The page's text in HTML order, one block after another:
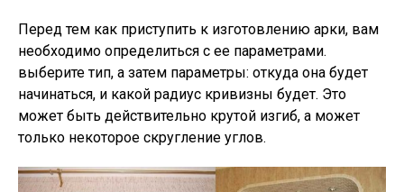
Перед тем как приступить к изготовлению арки, вам
необходимо определиться с ее параметрами.
выберите тип, а затем параметры: откуда она будет
начинаться, и какой радиус кривизны будет. Это
может быть действительно крутой изгиб, а может
только некоторое скругление углов.